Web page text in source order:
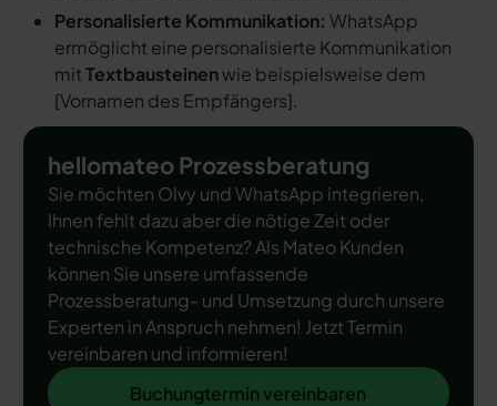
Personalisierte Kommunikation: WhatsApp
ermöglicht eine personalisierte Kommunikation
mitTextbausteinenwie beispielsweise dem
[Vornamen des Empfängers].
hellomateo Prozessberatung
Sie möchten Olvy und WhatsApp integrieren,
Ihnen fehlt dazu aber die nötige Zeit oder
technische Kompetenz? Als Mateo Kunden
können Sie unsere umfassende
Prozessberatung- und Umsetzung durch unsere
Experten in Anspruch nehmen! Jetzt Termin
vereinbaren und informieren!
Buchungtermin vereinbaren
Buchungtermin vereinbaren